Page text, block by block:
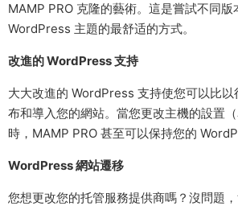
MAMP PRO 克隆的藝術。這是嘗試不同版
WordPress 主題的最舒适的方式。
改進的 WordPress 支持
大大改進的 WordPress 支持使您可以比以
布和導入您的網站。當您更改主機的設置（
時，MAMP PRO 甚至可以保持您的
WordPress 網站遷移
您想更改您的托管服務提供商嗎？沒問題